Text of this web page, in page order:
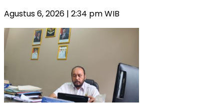
Agustus 6, 2026 | 2:34 pm WIB